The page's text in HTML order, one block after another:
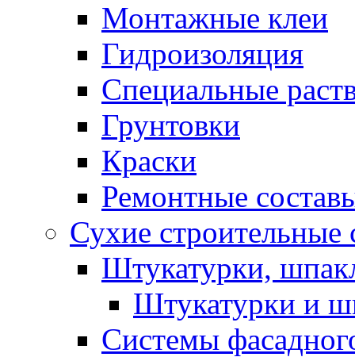
Монтажные клеи
Гидроизоляция
Специальные
Грунтовки
Краски
Ремонтные
Сухие
Штукатурки,
Штукатурки и
Системы